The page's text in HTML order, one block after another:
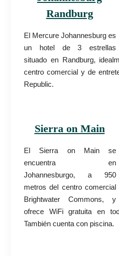
Randburg
El Mercure Johannesburg es
un hotel de 3 estrellas
situado en Randburg,
centro comercial y de
Republic.
Sierra on Main
El Sierra on Main se
encuentra en
Johannesburgo, a 950
metros del centro comercial
Brightwater Commons, y
ofrece WiFi gratuita en
También cuenta con piscina.